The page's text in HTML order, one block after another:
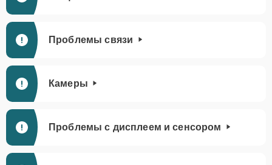
Проблемы связи
Камеры
Проблемы с дисплеем и сенсором